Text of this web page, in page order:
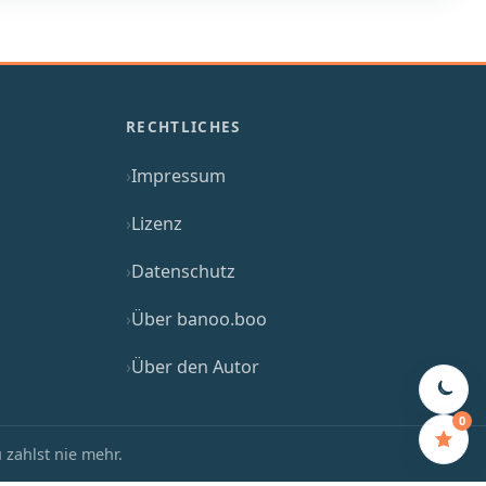
RECHTLICHES
Impressum
Lizenz
Datenschutz
Über banoo.boo
Über den Autor
nie mehr.
0